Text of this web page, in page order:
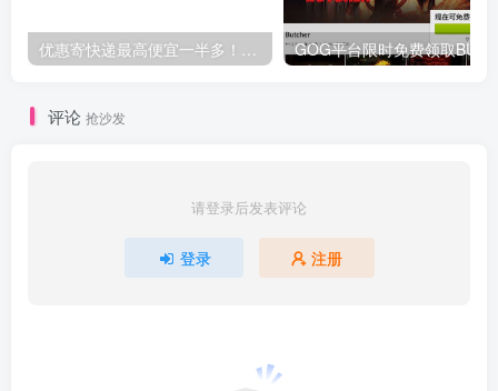
优惠寄快递最高便宜一半多！白鸽惠递
评论 抢沙发
请登录后发表评论
登录 注册